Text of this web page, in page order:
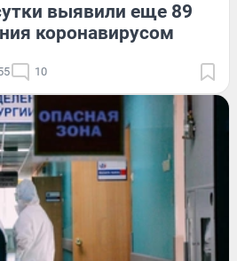
выявили еще 89
коронавирусом
10